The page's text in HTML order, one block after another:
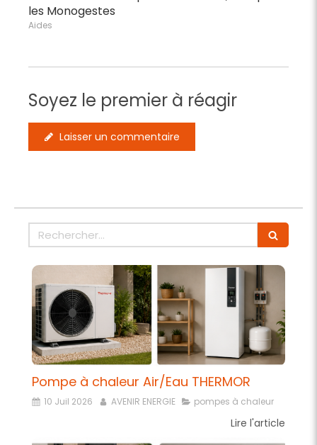
les Monogestes
Aides
Soyez le premier à réagir
Laisser un commentaire
Rechercher
Pompe à chaleur Air/Eau THERMOR
10 Juil 2026 AVENIR ENERGIE pompes à chaleur
Lire l'article